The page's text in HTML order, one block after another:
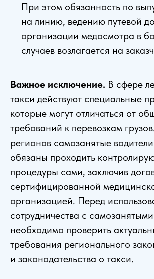
При этом обязанность по
на линию, ведению путевой
организации медосмотра в
случаев возлагается на
Важное исключение. В сфере
такси действуют специальные
которые могут отличаться от
требований к перевозкам
регионов самозанятые
обязаны проходить
процедуры сами, заключив
сертифицированной
организацией. Перед
сотрудничества с
необходимо проверить
требования регионального
и законодательства о такси.